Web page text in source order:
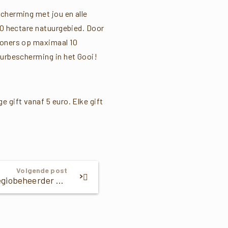
met jou en alle
hectare natuurgebied. Door
op maximaal 10
in het Gooi!
gift vanaf 5 euro. Elke gift
Volgende post
Regiobeheerder Rob bij een ‘schuimende boom’